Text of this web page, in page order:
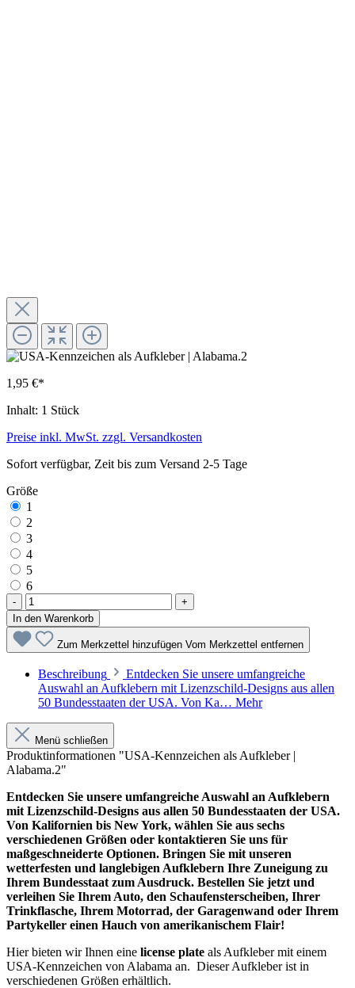
1,95 €*
Inhalt: 1 Stück
Preise inkl. MwSt. zzgl. Versandkosten
Sofort verfügbar, Zeit bis zum Versand 2-5 Tage
Größe
1
2
3
4
5
6
-
+
In den Warenkorb
Zum Merkzettel hinzufügen Vom Merkzettel entfernen
Beschreibung
Entdecken Sie unsere umfangreiche
Auswahl an Aufklebern mit Lizenzschild-Designs aus allen
50 Bundesstaaten der USA. Von Ka… Mehr
Menü schließen
Produktinformationen "USA-Kennzeichen als Aufkleber |
Alabama.2"
Entdecken Sie unsere umfangreiche Auswahl an Aufklebern
mit Lizenzschild-Designs aus allen 50 Bundesstaaten der USA.
Von Kalifornien bis New York, wählen Sie aus sechs
verschiedenen Größen oder kontaktieren Sie uns für
maßgeschneiderte Optionen. Bringen Sie mit unseren
wetterfesten und langlebigen Aufklebern Ihre Zuneigung zu
Ihrem Bundesstaat zum Ausdruck. Bestellen Sie jetzt und
verleihen Sie Ihrem Auto, den Schaufensterscheiben, Ihrer
Trinkflasche, Ihrem Motorrad, der Garagenwand oder Ihrem
Partykeller einen Hauch von amerikanischem Flair!
Hier bieten wir Ihnen eine license plate als Aufkleber mit einem
USA-Kennzeichen von Alabama an. Dieser Aufkleber ist in
verschiedenen Größen erhältlich.